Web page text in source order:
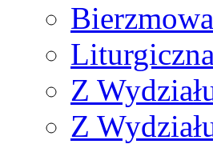
Liturgiczna
Z
Z